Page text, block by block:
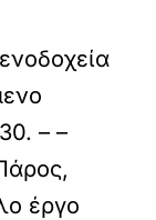
– –
έργο